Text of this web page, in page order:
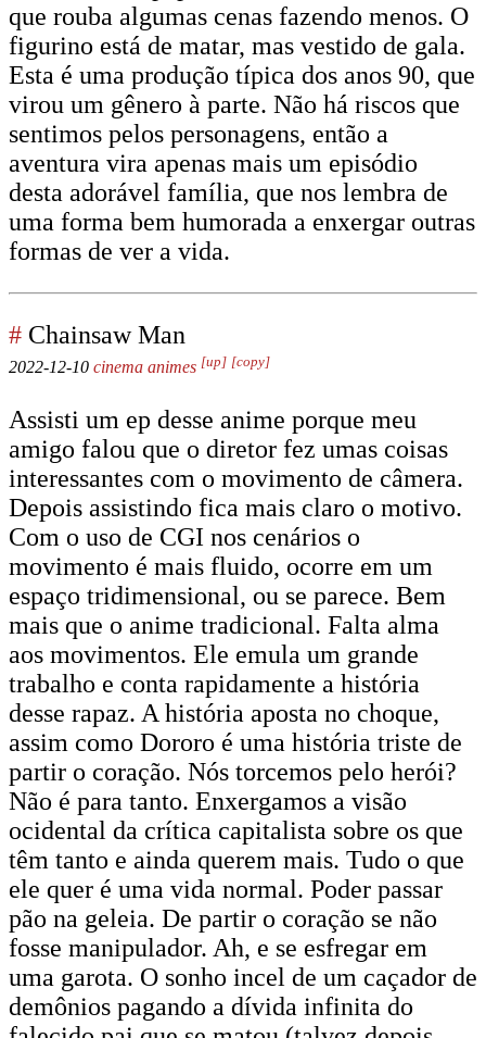
que rouba algumas cenas fazendo menos. O
figurino está de matar, mas vestido de gala.
Esta é uma produção típica dos anos 90, que
virou um gênero à parte. Não há riscos que
sentimos pelos personagens, então a
aventura vira apenas mais um episódio
desta adorável família, que nos lembra de
uma forma bem humorada a enxergar outras
formas de ver a vida.
# Chainsaw Man
2022-12-10 cinema animes [up] [copy]
Assisti um ep desse anime porque meu
amigo falou que o diretor fez umas coisas
interessantes com o movimento de câmera.
Depois assistindo fica mais claro o motivo.
Com o uso de CGI nos cenários o
movimento é mais fluido, ocorre em um
espaço tridimensional, ou se parece. Bem
mais que o anime tradicional. Falta alma
aos movimentos. Ele emula um grande
trabalho e conta rapidamente a história
desse rapaz. A história aposta no choque,
assim como Dororo é uma história triste de
partir o coração. Nós torcemos pelo herói?
Não é para tanto. Enxergamos a visão
ocidental da crítica capitalista sobre os que
têm tanto e ainda querem mais. Tudo o que
ele quer é uma vida normal. Poder passar
pão na geleia. De partir o coração se não
fosse manipulador. Ah, e se esfregar em
uma garota. O sonho incel de um caçador de
demônios pagando a dívida infinita do